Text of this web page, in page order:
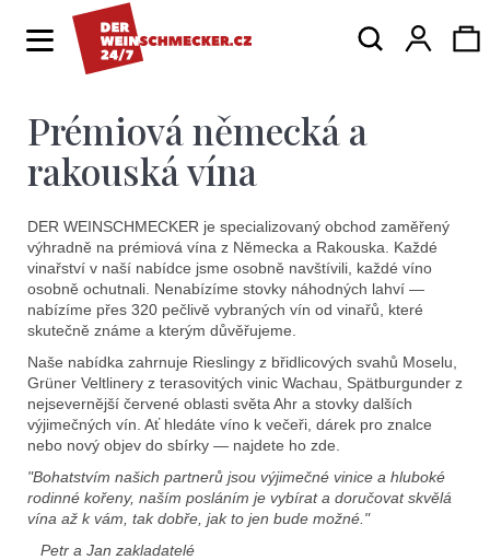
Hledat
Prémiová německá a
rakouská vína
DER WEINSCHMECKER je specializovaný obchod zaměřený
výhradně na prémiová vína z Německa a Rakouska. Každé
vinařství v naší nabídce jsme osobně navštívili, každé víno
osobně ochutnali. Nenabízíme stovky náhodných lahví —
nabízíme přes 320 pečlivě vybraných vín od vinařů, které
skutečně známe a kterým důvěřujeme.
Naše nabídka zahrnuje Rieslingy z břidlicových svahů Moselu,
Grüner Veltlinery z terasovitých vinic Wachau, Spätburgunder z
nejsevernější červené oblasti světa Ahr a stovky dalších
výjimečných vín. Ať hledáte víno k večeři, dárek pro znalce
nebo nový objev do sbírky — najdete ho zde.
"Bohatstvím našich partnerů jsou výjimečné vinice a hluboké
rodinné kořeny, naším posláním je vybírat a doručovat skvělá
vína až k vám, tak dobře, jak to jen bude možné."
Petr a Jan zakladatelé
Zpět
Zpět
C
o
o
t
ř
e
b
u
j
e
t